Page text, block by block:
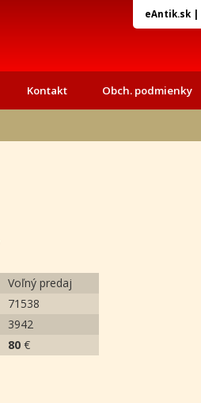
eAntik.sk|
Kontakt Obch. podmienky
Voľný predaj
71538
3942
80 €